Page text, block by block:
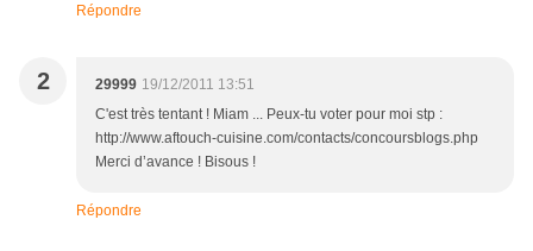
Répondre
2 29999 19/12/2011 13:51
C'est très tentant ! Miam ... Peux-tu voter pour moi stp :
http://www.aftouch-cuisine.com/contacts/concoursblogs.php
Merci d’avance ! Bisous !
Répondre